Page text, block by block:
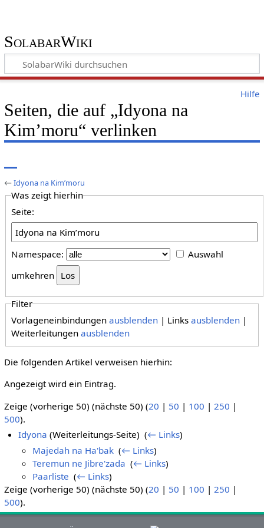
SolabarWiki
Hilfe
Seiten, die auf „Idyona na
Kim’moru“ verlinken
←Idyona na Kim’moru
Was zeigt hierhin
Seite:
Namespace:
Auswahl
umkehren
Filter
Vorlageneinbindungenausblenden | Linksausblenden |
Weiterleitungenausblenden
Die folgenden Artikel verweisen hierhin:
Angezeigt wird ein Eintrag.
Zeige (vorherige 50) (nächste 50) (20 | 50 | 100 | 250 |
500).
Idyona (Weiterleitungs-Seite) ‎(← Links)
Majedah na Ha'bak ‎(← Links)
Teremun ne Jibre'zada ‎(← Links)
Paarliste ‎(← Links)
Zeige (vorherige 50) (nächste 50) (20 | 50 | 100 | 250 |
500).